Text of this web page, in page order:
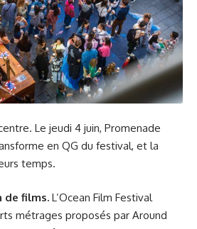
Le jeudi 4 juin, Promenade
en QG du festival, et la
temps.
de films. L’Ocean Film Festival
métrages proposés par Around